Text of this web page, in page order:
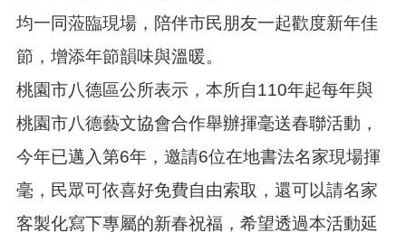
息
公
告
生
活
民
訊
均一同蒞臨現場，陪伴市民朋友一起歡度新年佳
節，增添年節韻味與溫暖。
桃園市八德區公所表示，本所自110年起每年與
桃園市八德藝文協會合作舉辦揮毫送春聯活動，
今年已邁入第6年，邀請6位在地書法名家現場揮
毫，民眾可依喜好免費自由索取，還可以請名家
客製化寫下專屬的新春祝福，希望透過本活動延